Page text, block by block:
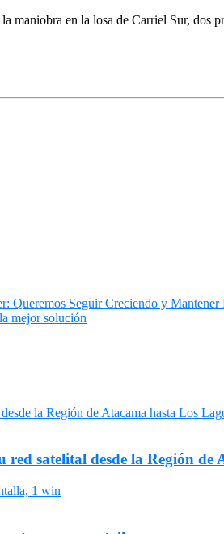
maniobra en la losa de Carriel Sur,
Seguir Creciendo y Mantener
mejor solución
satelital desde la Región de